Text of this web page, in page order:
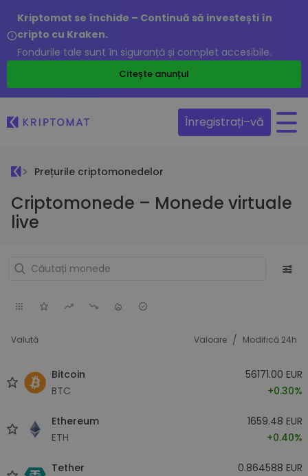
Kriptomat se închide – Continuă să investești în
cripto cu Kraken.
Fondurile tale sunt în siguranță și complet accesibile.
Citește anunțul
Înregistrați–vă
Prețurile criptomonedelor
Criptomonede – Monede virtuale
live
Valută Valoare / Modifică 24h
Bitcoin
BTC
56171.00 EUR
+0.30%
Ethereum
ETH
1659.48 EUR
+0.40%
Tether
0.864588 EUR